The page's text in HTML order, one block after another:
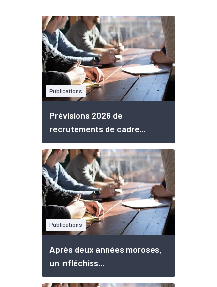
Publications
Prévisions 2026 de
recrutements de cadre...
Publications
Après deux années moroses,
un infléchiss...